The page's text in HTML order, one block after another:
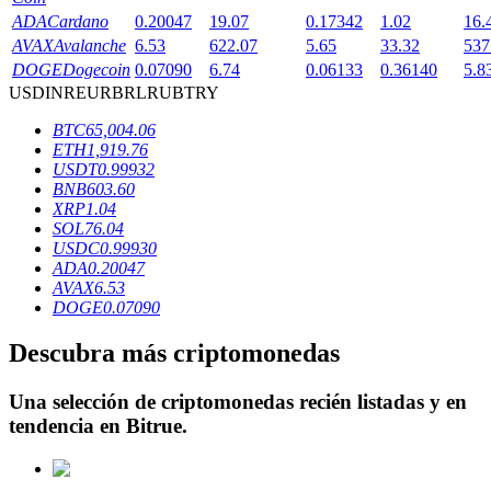
Bloqueos BTR
Inversiones exclusivas para titulares de BTR
Préstamos
ADACardano 0.20047 19.07 0.17342 1.02
AVAXAvalanche 6.53 622.07 5.65 33.32
DOGEDogecoin 0.07090 6.74 0.06133 0.36140
USDINREURBRLRUBTRY
BTC65,004.06
ETH1,919.76
USDT0.99932
BNB603.60
XRP1.04
SOL76.04
USDC0.99930
ADA0.20047
AVAX6.53
DOGE0.07090
Descubra más criptomonedas
Una selección de criptomonedas recién listadas y en
tendencia en Bitrue.